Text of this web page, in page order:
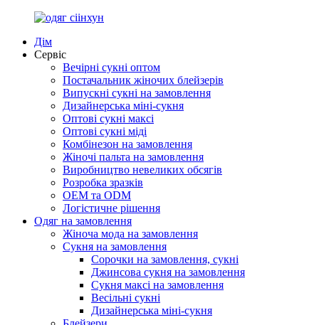
Дім
Сервіс
Вечірні сукні оптом
Постачальник жіночих блейзерів
Випускні сукні на замовлення
Дизайнерська міні-сукня
Оптові сукні максі
Оптові сукні міді
Комбінезон на замовлення
Жіночі пальта на замовлення
Виробництво невеликих обсягів
Розробка зразків
OEM та ODM
Логістичне рішення
Одяг на замовлення
Жіноча мода на замовлення
Сукня на замовлення
Сорочки на замовлення, сукні
Джинсова сукня на замовлення
Сукня максі на замовлення
Весільні сукні
Дизайнерська міні-сукня